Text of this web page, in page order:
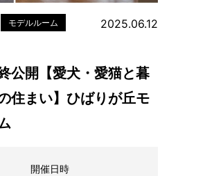
モデルルーム
2025.06.12
公開【愛犬・愛猫と暮
住まい】ひばりが丘モ
開催日時